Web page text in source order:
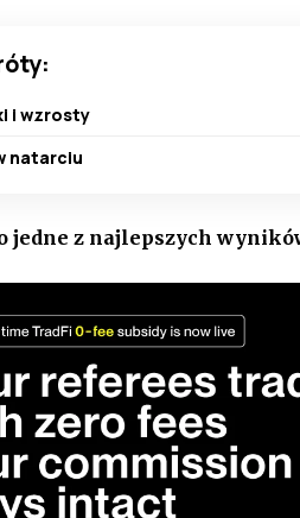
i wzrosty
natarciu
jedne z najlepszych